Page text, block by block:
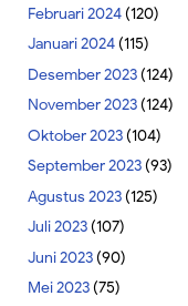
Februari 2024(120)
Januari 2024(115)
Desember 2023(124)
November 2023(124)
Oktober 2023(104)
September 2023(93)
Agustus 2023(125)
Juli 2023(107)
Juni 2023(90)
Mei 2023(75)